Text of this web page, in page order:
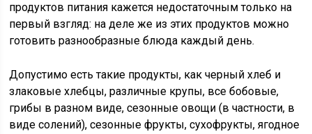
продуктов питания кажется недостаточным только на
первый взгляд: на деле же из этих продуктов можно
готовить разнообразные блюда каждый день.
Допустимо есть такие продукты, как черный хлеб и
злаковые хлебцы, различные крупы, все бобовые,
грибы в разном виде, сезонные овощи (в частности, в
виде солений), сезонные фрукты, сухофрукты, ягодное